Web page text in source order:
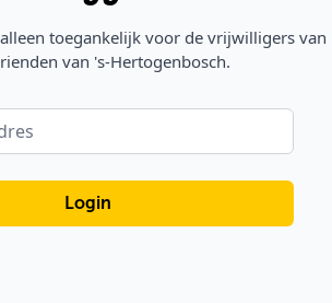
toegankelijk voor de vrijwilligers van
van 's-Hertogenbosch.